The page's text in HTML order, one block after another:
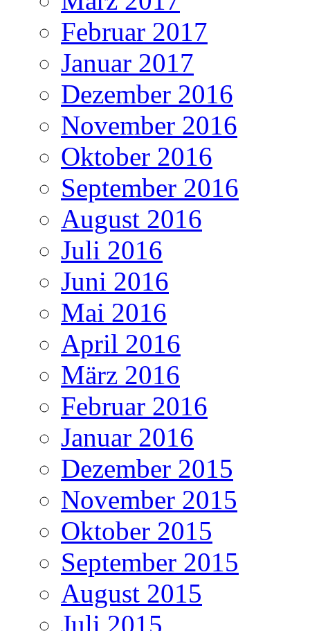
Februar 2017
Januar 2017
Dezember 2016
November 2016
Oktober 2016
September 2016
August 2016
Juli 2016
Juni 2016
Mai 2016
April 2016
März 2016
Februar 2016
Januar 2016
Dezember 2015
November 2015
Oktober 2015
September 2015
August 2015
Juli 2015